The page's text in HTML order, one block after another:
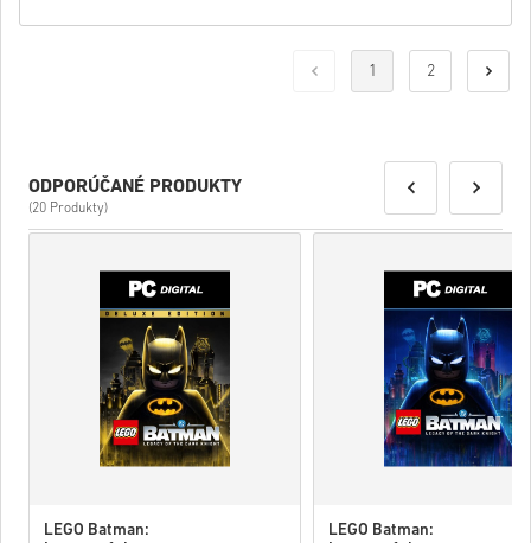
1 2
ODPORÚČANÉ PRODUKTY
(20 Produkty)
LEGO Batman:
LEGO Batman: